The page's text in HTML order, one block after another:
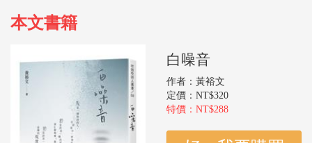
本文書籍
白噪音
作者：黃裕文
定價：NT$320
特價：NT$288